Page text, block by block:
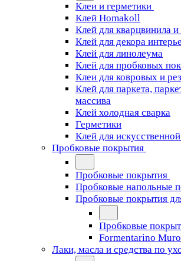
Клеи и герметики
Клей Homakoll
Клей для кварцвинила
Клей для декора
Клей для линолеума
Клей для пробковых
Клеи для ковровых и
Клей для паркета,
массива
Клей холодная сварка
Герметики
Клей для
Пробковые покрытия
Пробковые покрытия
Пробковые напольные
Пробковые покрытия
Пробковые
Formentarino
Лаки, масла и средства по